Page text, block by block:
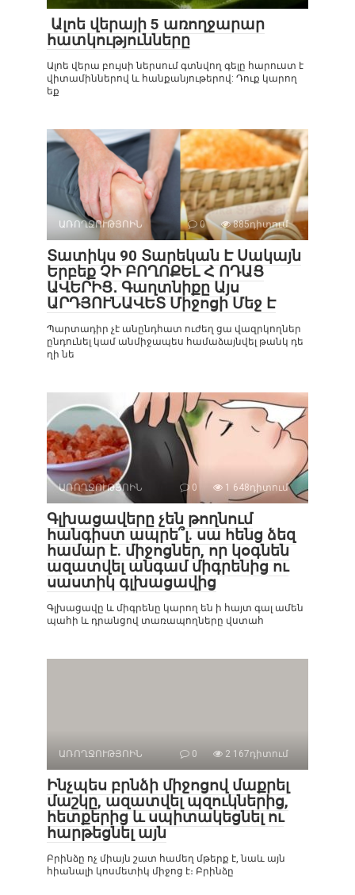
Ալոե վերայի 5 առողջարար
հատկությունները
Ալոե վերա բույսի ներսում գտնվող գելը հարուստ է
վիտամիններով և հանքանյութերով: Դուք կարող
եք
ԱՌՈՂՋՈՒԹՅՈԻՆ 0 885դիտում
Տատիկս 90 Տարեկան Է Սակայն
Երբեք ՉԻ ԲՈՂՈՔԵԼ Հ ՈԴԱՑ
ԱՎԵՐԻՑ․ Գաղտնիքը Այս
ԱՐԴՅՈՒՆԱՎԵՏ Միջոցի Մեջ Է
Պարտադիր չէ անընդհատ ուժեղ ցա վազրկողներ
ընդունել կամ անմիջապես համաձայնվել թանկ դե
ղի նե
ԱՌՈՂՋՈՒԹՅՈԻՆ 0 1 648դիտում
Գլխացավերը չեն թողնում
հանգիստ ապրե՞լ. սա հենց ձեզ
համար է. միջոցներ, որ կօգնեն
ազատվել անգամ միգրենից ու
սաստիկ գլխացավից
Գլխացավը և միգրենը կարող են ի հայտ գալ ամեն
պահի և դրանցով տառապողները վստահ
ԱՌՈՂՋՈՒԹՅՈԻՆ 0 2 167դիտում
Ինչպես բրնձի միջոցով մաքրել
մաշկը, ազատվել պզուկներից,
հետքերից և սպիտակեցնել ու
հարթեցնել այն
Բրինձը ոչ միայն շատ համեղ մթերք է, նաև այն
հիանալի կոսմետիկ միջոց է։ Բրինձը